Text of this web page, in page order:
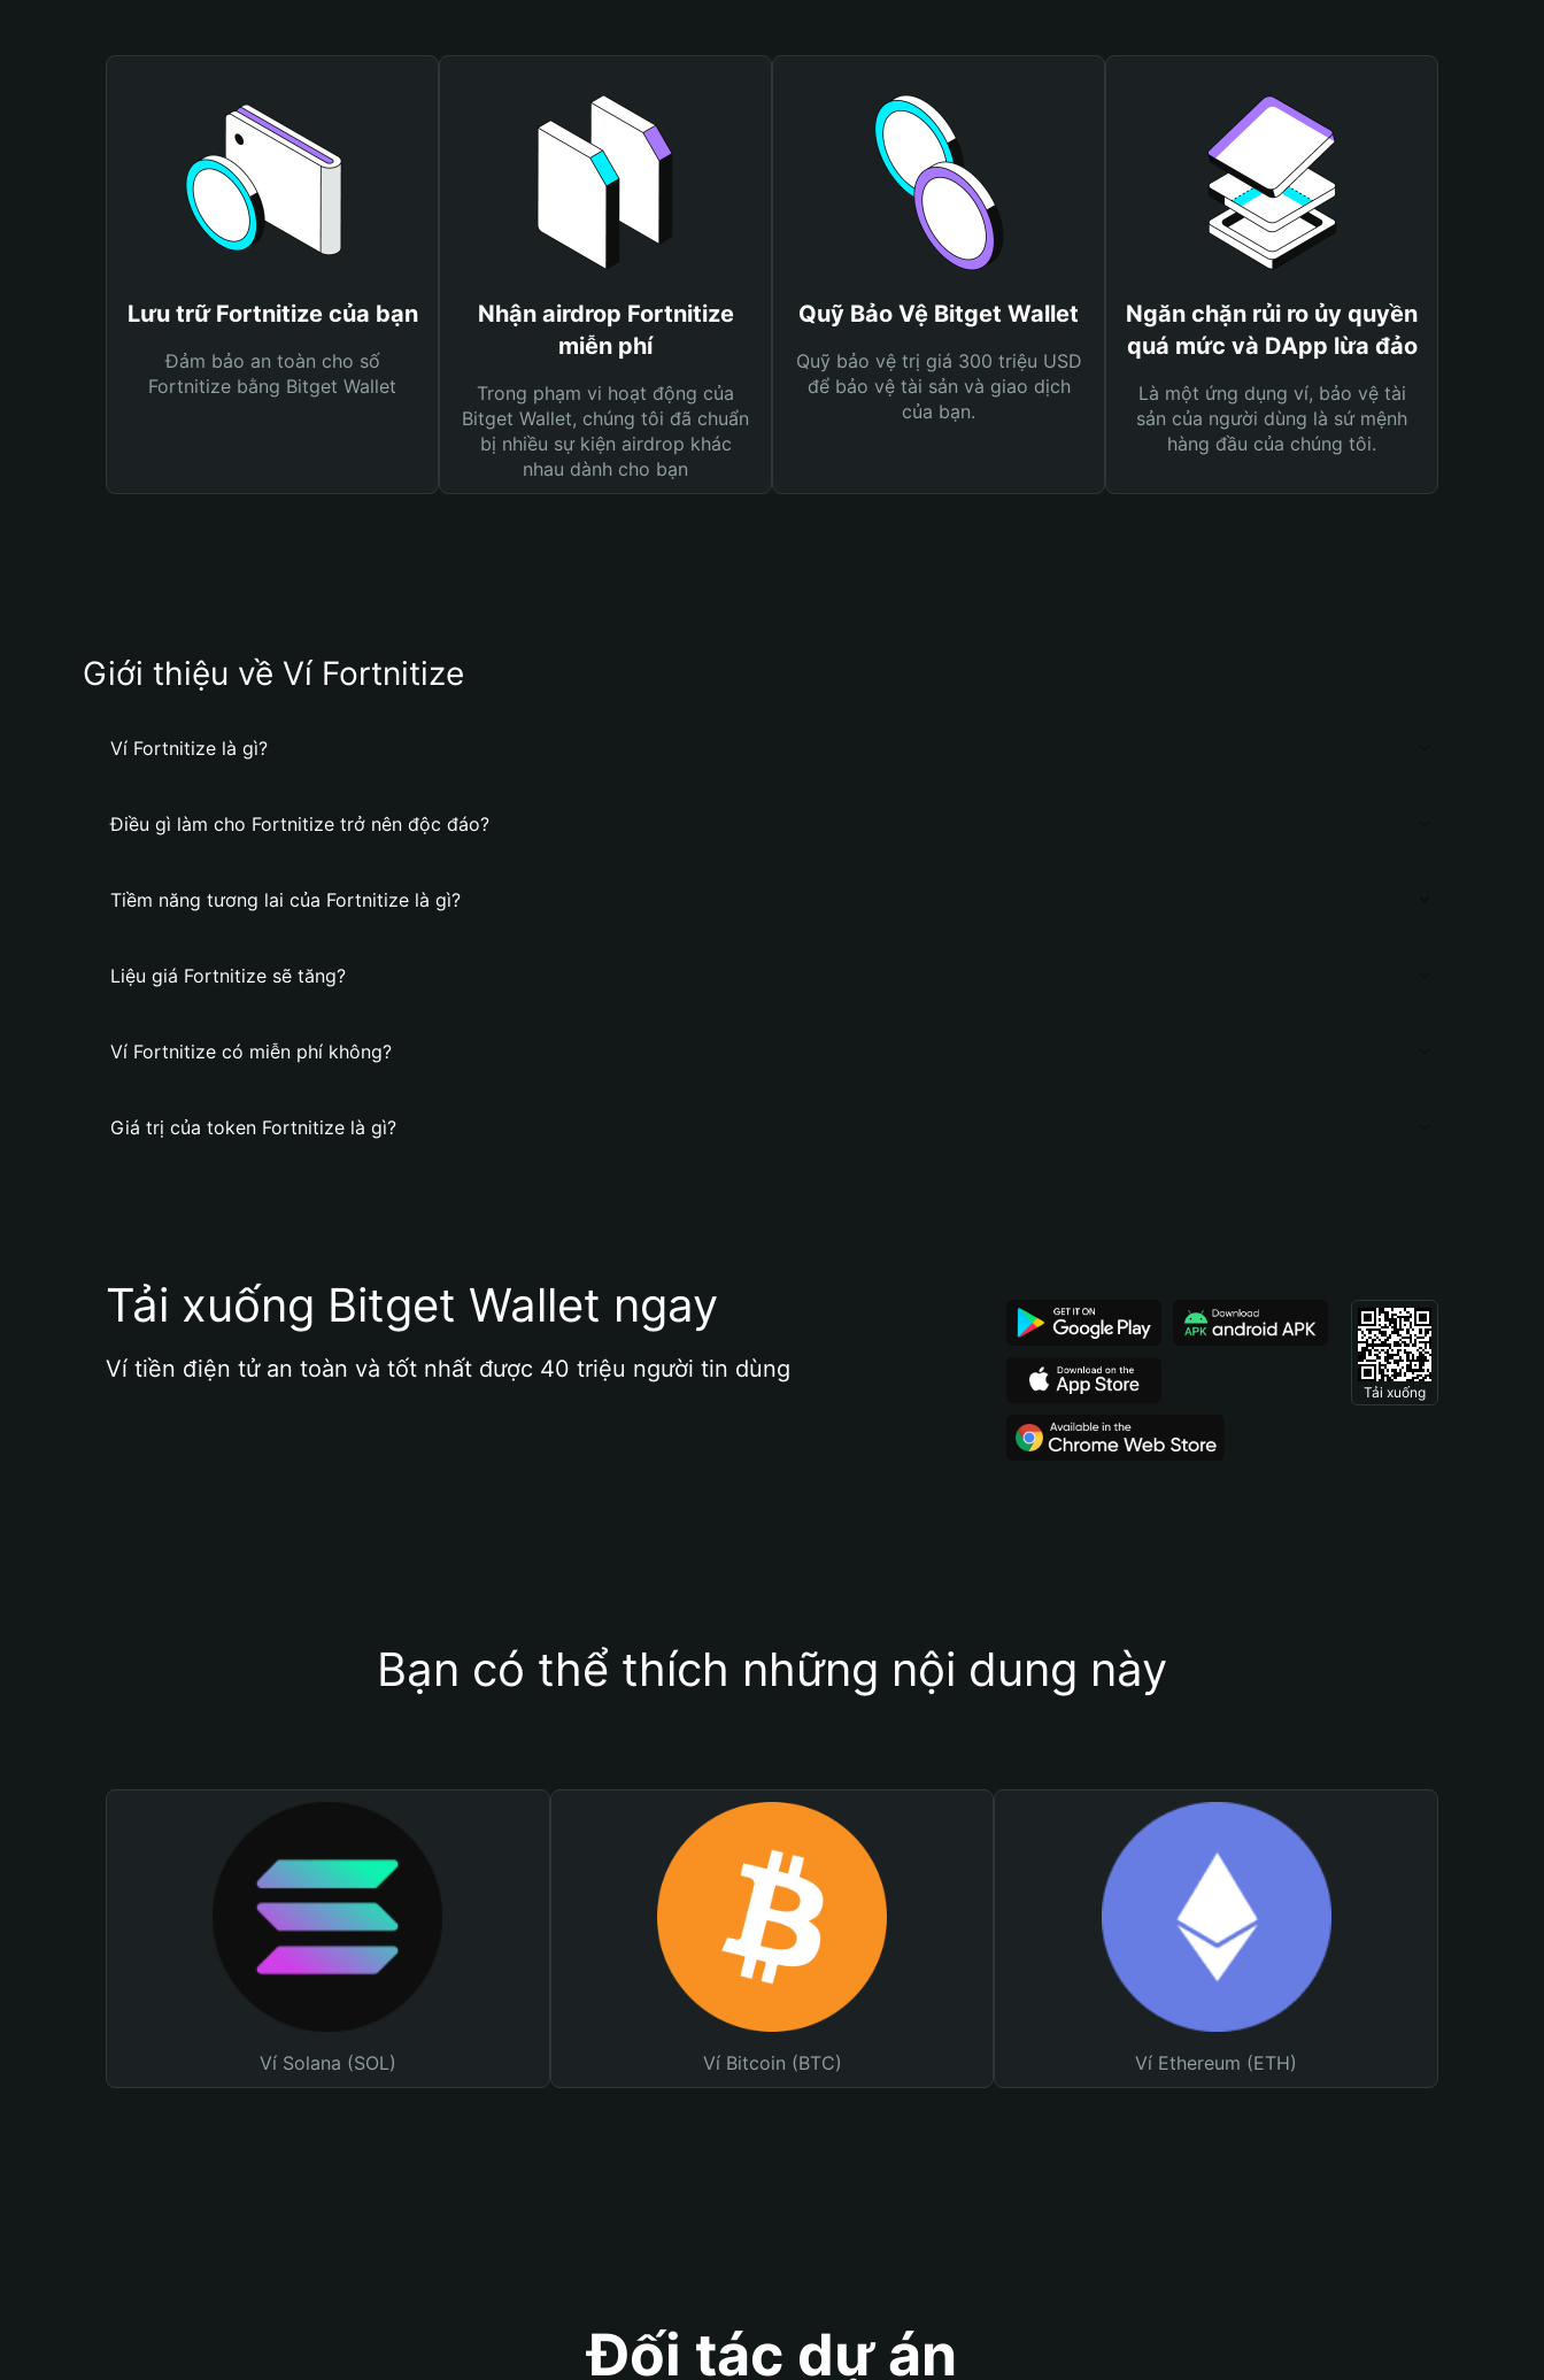
Lưu trữ Fortnitize của bạn
Đảm bảo an toàn cho số
Fortnitize bằng Bitget Wallet
Nhận airdrop Fortnitize
miễn phí
Trong phạm vi hoạt động của
Bitget Wallet, chúng tôi đã chuẩn
bị nhiều sự kiện airdrop khác
nhau dành cho bạn
Quỹ Bảo Vệ Bitget Wallet
Quỹ bảo vệ trị giá 300 triệu USD
để bảo vệ tài sản và giao dịch
của bạn.
Ngăn chặn rủi ro ủy quyền
quá mức và DApp lừa đảo
Là một ứng dụng ví, bảo vệ tài
sản của người dùng là sứ mệnh
hàng đầu của chúng tôi.
Giới thiệu về Ví Fortnitize
Ví Fortnitize là gì?
Điều gì làm cho Fortnitize trở nên độc đáo?
Tiềm năng tương lai của Fortnitize là gì?
Liệu giá Fortnitize sẽ tăng?
Ví Fortnitize có miễn phí không?
Giá trị của token Fortnitize là gì?
Tải xuống Bitget Wallet ngay
Ví tiền điện tử an toàn và tốt nhất được 40 triệu người tin dùng
Tải xuống
Bạn có thể thích những nội dung này
Ví Solana (SOL) Ví Bitcoin (BTC) Ví Ethereum (ETH)
Đối tác dự án